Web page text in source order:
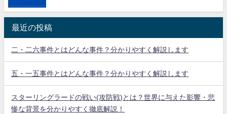
最近の投稿
二・二六事件とはどんな事件？分かりやすく解説します
五・一五事件とはどんな事件？分かりやすく解説します
スターリングラードの戦い(攻防戦)とは？世界に与えた影響・悲
惨な背景を分かりやすく徹底解説！